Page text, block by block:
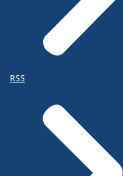
RSS